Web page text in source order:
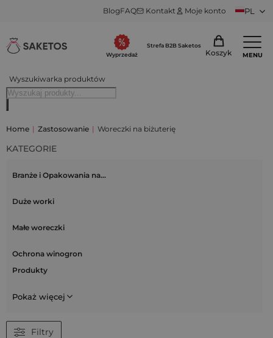
BlogFAQ Kontakt Moje konto PL
Wyszukiwarka produktów
Wyprzedaż
Strefa B2B Saketos
Koszyk MENU
Home | Zastosowanie | Woreczki na biżuterię
KATEGORIE
Branże i Opakowania na…
Duże worki
Małe woreczki
Ochrona winogron
Produkty
Pokaż więcej
Filtry